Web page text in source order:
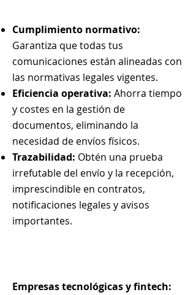
Cumplimiento normativo:
Garantiza que todas tus
comunicaciones están alineadas con
las normativas legales vigentes.
Eficiencia operativa: Ahorra tiempo
y costes en la gestión de
documentos, eliminando la
necesidad de envíos físicos.
Trazabilidad: Obtén una prueba
irrefutable del envío y la recepción,
imprescindible en contratos,
notificaciones legales y avisos
importantes.
Empresas tecnológicas y fintech: